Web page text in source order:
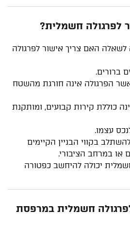
לפרגולה חשמלית?
האם צריך אישור לפרגולה
ברורים.
הפרגולה אינה חורגת מהשטח
כוללת קירות קבועים, ומותקנת
עצמו.
בקווי הבניין הקיימים
או במרחב הציבורי.
יכולה להיחשב כפטורה
חשמלית במרפסת